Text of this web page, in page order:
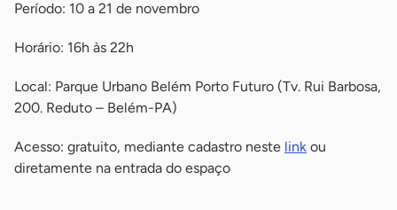
Período: 10 a 21 de novembro
Horário: 16h às 22h
Local: Parque Urbano Belém Porto Futuro (Tv. Rui Barbosa,
200. Reduto – Belém-PA)
Acesso: gratuito, mediante cadastro neste link ou
diretamente na entrada do espaço